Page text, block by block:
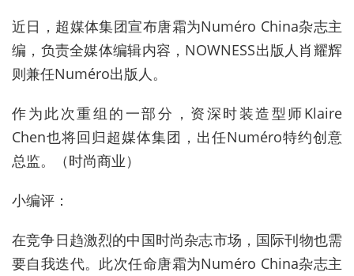
近日，超媒体集团宣布唐霜为Numéro China杂志主
编，负责全媒体编辑内容，NOWNESS出版人肖耀辉
则兼任Numéro出版人。
作为此次重组的一部分，资深时装造型师Klaire
Chen也将回归超媒体集团，出任Numéro特约创意
总监。（时尚商业）
小编评：
在竞争日趋激烈的中国时尚杂志市场，国际刊物也需
要自我迭代。此次任命唐霜为Numéro China杂志主